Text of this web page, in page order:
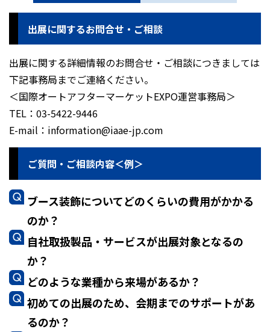
出展に関するお問合せ・ご相談
出展に関する詳細情報のお問合せ・ご相談につきましては
下記事務局までご連絡ください。
＜国際オートアフターマーケットEXPO運営事務局＞
TEL：03-5422-9446
E-mail：information@iaae-jp.com
ご質問・ご相談内容＜例＞
ブース装飾についてどのくらいの費用がかかる
のか？
自社取扱製品・サービスが出展対象となるの
か？
どのような業種から来場があるか？
初めての出展のため、会期までのサポートがあ
るのか？